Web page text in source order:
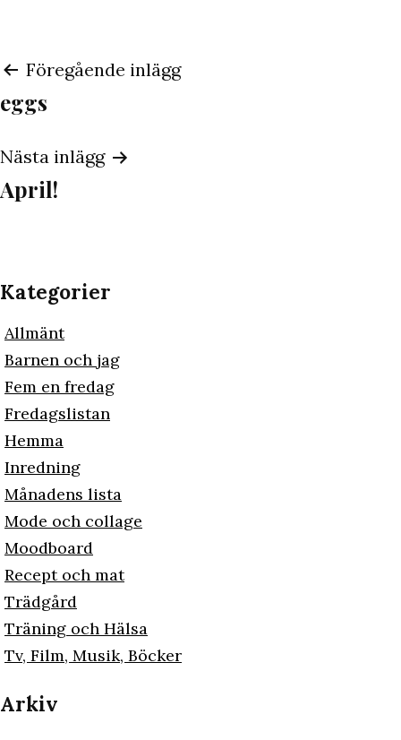
Inläggsnavigering
Föregående inlägg
eggs
Nästa inlägg
April!
Kategorier
Allmänt
Barnen och jag
Fem en fredag
Fredagslistan
Hemma
Inredning
Månadens lista
Mode och collage
Moodboard
Recept och mat
Trädgård
Träning och Hälsa
Tv, Film, Musik, Böcker
Arkiv